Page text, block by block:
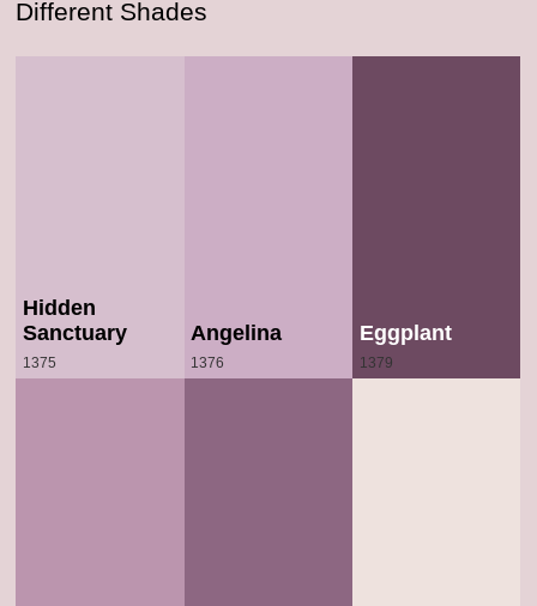
Different Shades
Hidden
Sanctuary
1375
Angelina
1376
Eggplant
1379